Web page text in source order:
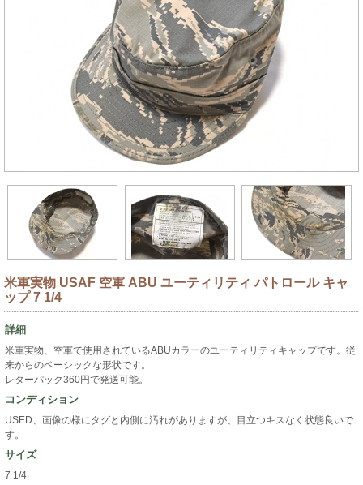
米軍実物 USAF 空軍 ABU ユーティリティ パトロール キャ
ップ 7 1/4
詳細
米軍実物、空軍で使用されているABUカラーのユーティリティキャップです。従
来からのベーシックな形状です。
レターパック360円で発送可能。
コンディション
USED、画像の様にタグと内側に汚れがありますが、目立つキスなく状態良いで
す。
サイズ
7 1/4